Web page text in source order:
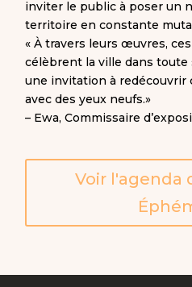
inviter le public à poser un
territoire en constante
« À travers leurs œuvres,
célèbrent la ville dans toute
une invitation à redécouvrir
avec des yeux neufs.»
– Ewa, Commissaire
Voir l'agenda